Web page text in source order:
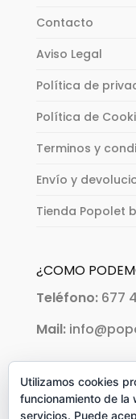
Contacto
Aviso Legal
Política de
Política de
Terminos y
Envío y
Tienda Popolet
¿COMO
Teléfono:677
Mail:
PAGOS
Utilizamos cookies
funcionamiento de la
servicios. Puede